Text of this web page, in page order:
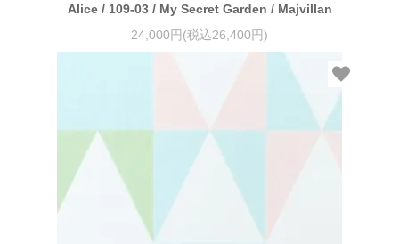
Alice / 109-03 / My Secret Garden / Majvillan
24,000円(税込26,400円)